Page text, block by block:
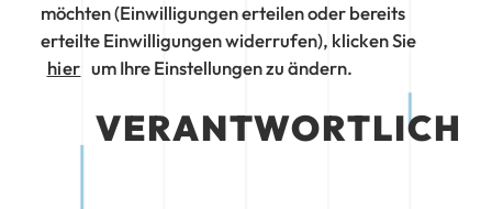
möchten (Einwilligungen erteilen oder bereits
erteilte Einwilligungen widerrufen), klicken Sie
hier um Ihre Einstellungen zu ändern.
VERANTWORTLICH